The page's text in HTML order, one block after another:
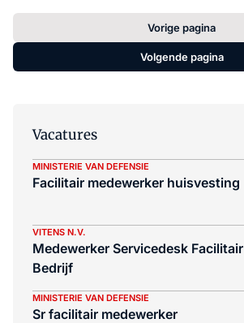
Vorige pagina
Volgende pagina
Vacatures
MINISTERIE VAN DEFENSIE
Facilitair medewerker huisvesting
VITENS N.V.
Medewerker Servicedesk Facilitair
Bedrijf
MINISTERIE VAN DEFENSIE
Sr facilitair medewerker